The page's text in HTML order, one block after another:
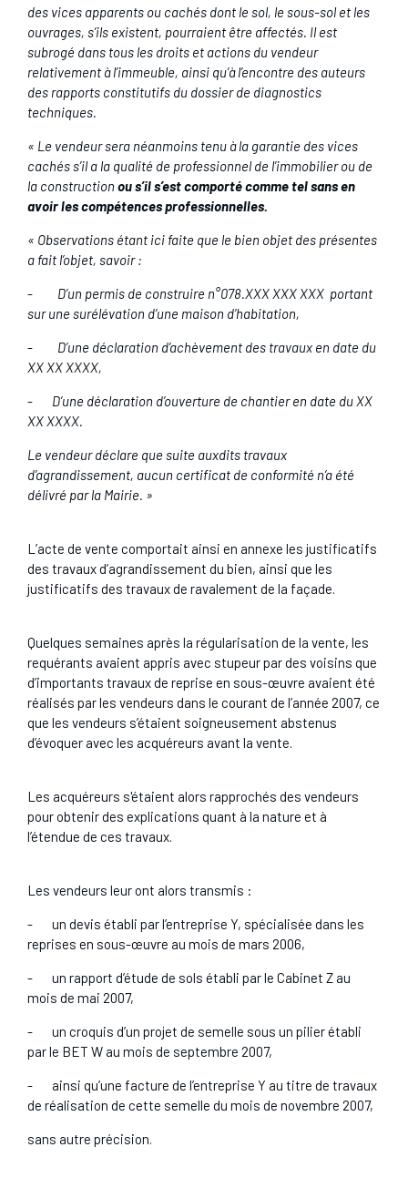
des vices apparents ou cachés dont le sol, le sous-sol et les
ouvrages, s’ils existent, pourraient être affectés. Il est
subrogé dans tous les droits et actions du vendeur
relativement à l’immeuble, ainsi qu’à l’encontre des auteurs
des rapports constitutifs du dossier de diagnostics
techniques.
« Le vendeur sera néanmoins tenu à la garantie des vices
cachés s’il a la qualité de professionnel de l’immobilier ou de
la constructionou s’il s’est comporté comme tel sans en
avoir les compétences professionnelles.
« Observations étant ici faite que le bien objet des présentes
a fait l’objet, savoir :
- D’un permis de construire n°078.XXX XXX XXX portant
sur une surélévation d’une maison d’habitation,
- D’une déclaration d’achèvement des travaux en date du
XX XX XXXX,
- D’une déclaration d’ouverture de chantier en date du XX
XX XXXX.
Le vendeur déclare que suite auxdits travaux
d’agrandissement, aucun certificat de conformité n’a été
délivré par la Mairie. »
L’acte de vente comportait ainsi en annexe les justificatifs
des travaux d’agrandissement du bien, ainsi que les
justificatifs des travaux de ravalement de la façade.
Quelques semaines après la régularisation de la vente, les
requérants avaient appris avec stupeur par des voisins que
d’importants travaux de reprise en sous-œuvre avaient été
réalisés par les vendeurs dans le courant de l’année 2007, ce
que les vendeurs s’étaient soigneusement abstenus
d’évoquer avec les acquéreurs avant la vente.
Les acquéreurs s'étaient alors rapprochés des vendeurs
pour obtenir des explications quant à la nature et à
l’étendue de ces travaux.
Les vendeurs leur ont alors transmis :
- un devis établi par l’entreprise Y, spécialisée dans les
reprises en sous-œuvre au mois de mars 2006,
- un rapport d’étude de sols établi par le Cabinet Z au
mois de mai 2007,
- un croquis d’un projet de semelle sous un pilier établi
par le BET W au mois de septembre 2007,
- ainsi qu’une facture de l’entreprise Y au titre de travaux
de réalisation de cette semelle du mois de novembre 2007,
sans autre précision.